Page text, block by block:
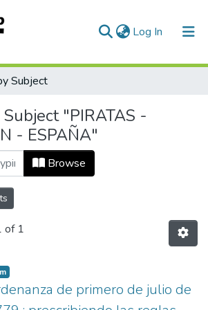
Log In (current)
Subject
"PIRATAS -
- ESPAÑA"
Browse
of 1
de primero de julio de